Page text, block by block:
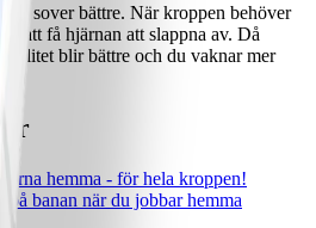
du sover bättre. När kroppen behöver
att få hjärnan att slappna av. Då
blir bättre och du vaknar mer
hemma - för hela kroppen!
banan när du jobbar hemma